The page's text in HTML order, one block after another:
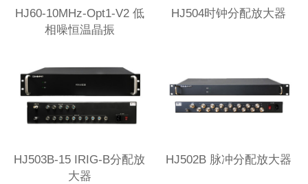
HJ60-10MHz-Opt1-V2 低
相噪恒温晶振
HJ504时钟分配放大器
HJ503B-15 IRIG-B分配放
大器
HJ502B 脉冲分配放大器